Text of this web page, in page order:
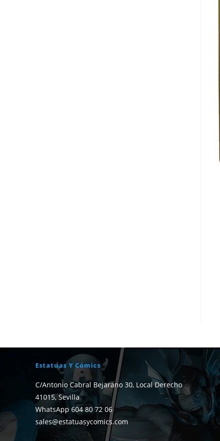
Estatuas Y Cómics
C/Antonio Cabral Bejarano 30, Local Derecho
41015, Sevilla
WhatsApp 604 80 72 06
sales@estatuasycomics.com